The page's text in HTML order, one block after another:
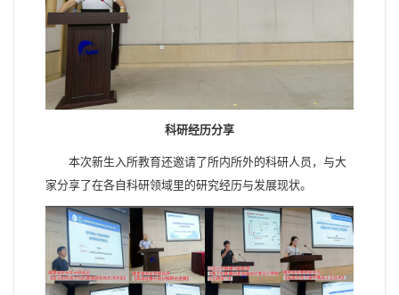
科研经历分享
本次新生入所教育还邀请了所内所外的科研人员，与大
家分享了在各自科研领域里的研究经历与发展现状。